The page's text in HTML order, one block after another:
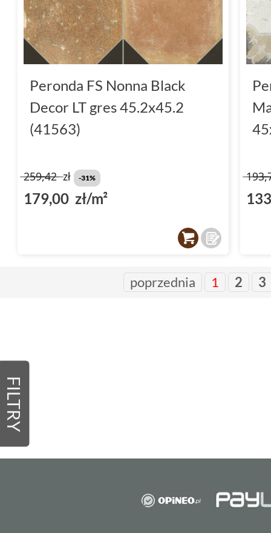
FILTRY
Peronda FS Nonna Black
Decor LT gres 45.2x45.2
(41563)
259,42zł -31%
179,00 zł/m²
poprzednia 1 2 3